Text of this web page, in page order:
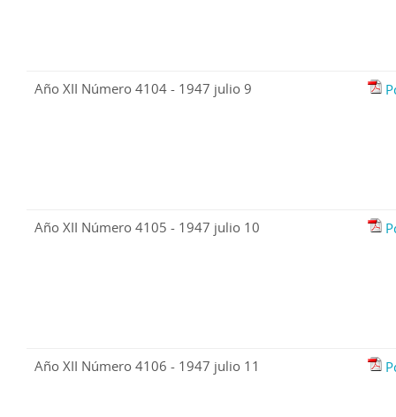
Año XII Número 4104 - 1947 julio 9
Año XII Número 4105 - 1947 julio 10
Año XII Número 4106 - 1947 julio 11